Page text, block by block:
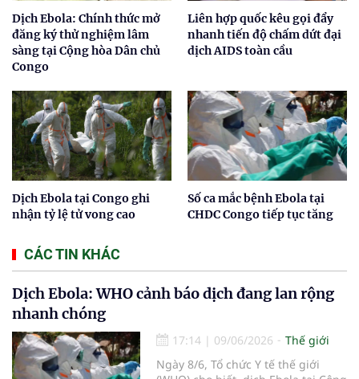
Dịch Ebola: Chính thức mở
đăng ký thử nghiệm lâm
sàng tại Cộng hòa Dân chủ
Congo
Liên hợp quốc kêu gọi đẩy
nhanh tiến độ chấm dứt đại
dịch AIDS toàn cầu
Dịch Ebola tại Congo ghi
nhận tỷ lệ tử vong cao
Số ca mắc bệnh Ebola tại
CHDC Congo tiếp tục tăng
CÁC TIN KHÁC
Dịch Ebola: WHO cảnh báo dịch đang lan rộng
nhanh chóng
17:14 | 09/06/2026
Thế giới
Ngày 8/6, Tổ chức Y tế thế giới